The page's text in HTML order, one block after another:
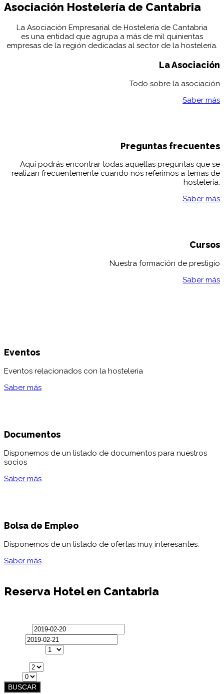
Asociación Hostelería de Cantabria
La Asociación Empresarial de Hostelería de Cantabria
es una entidad que agrupa a más de mil quinientas
empresas de la región dedicadas al sector de la hostelería.
La Asociación
Todo sobre la asociación
Saber más
Preguntas frecuentes
Aquí podrás encontrar todas aquellas preguntas que se
realizan frecuentemente cuando nos referimos a temas de
hostelería.
Saber más
Cursos
Nuestra formación de prestigio
Saber más
Eventos
Eventos relacionados con la hosteleria
Saber más
Documentos
Disponemos de un listado de documentos para nuestros
socios
Saber más
Bolsa de Empleo
Disponemos de un listado de ofertas muy interesantes.
Saber más
Reserva Hotel en Cantabria
BUSCAR